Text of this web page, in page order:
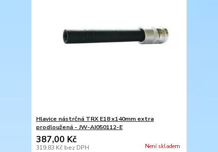
Hlavice nástrčná TRX E18 x140mm extra
prodloužená - JW-AI050112-E
387,00 Kč
319,83 Kč bez DPH Není skladem